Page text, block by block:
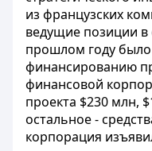
из французских
ведущие позиции в
прошлом году
финансированию
финансовой
проекта $230 млн,
остальное -
корпорация